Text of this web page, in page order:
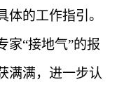
的工作指引。
家“接地气”的报
满满，进一步认